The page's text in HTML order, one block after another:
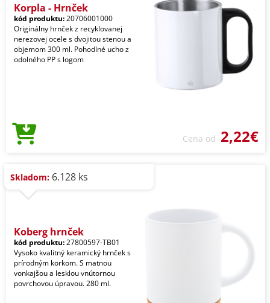
Korpla - Hrnček
kód produktu:20706001000
Originálny hrnček z recyklovanej
nerezovej ocele s dvojitou stenou a
objemom 300 ml. Pohodlné ucho z
odolného PP s logom
Cena od 2,22€
Skladom: 6.128 ks
Koberg hrnček
kód produktu:27800597-TB01
Vysoko kvalitný keramický hrnček s
prírodným korkom. S matnou
vonkajšou a lesklou vnútornou
povrchovou úpravou. 280 ml.